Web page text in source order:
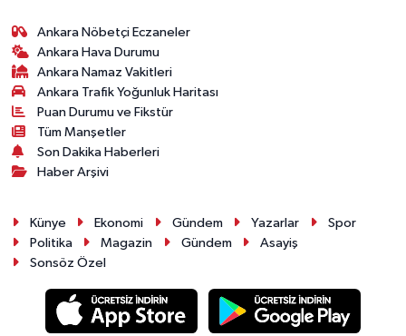
Ankara Nöbetçi Eczaneler
Ankara Hava Durumu
Ankara Namaz Vakitleri
Ankara Trafik Yoğunluk Haritası
Puan Durumu ve Fikstür
Tüm Manşetler
Son Dakika Haberleri
Haber Arşivi
Künye Ekonomi Gündem Yazarlar
Spor
Politika
Magazin Gündem
Asayiş
Sonsöz Özel